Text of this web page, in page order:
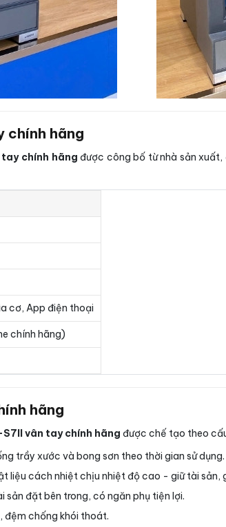
chính hãng
chính hãng được công bố từ nhà sản
cơ, App điện thoại
chính hãng)
hãng
vân tay chính hãng được chế tạo theo
trầy xước và bong sơn theo thời gian sử dụng.
liệu cách nhiệt chịu nhiệt độ cao - giữ tài sản,
đặt bên trong, có ngăn phụ tiện lợi.
đệm chống khói thoát.